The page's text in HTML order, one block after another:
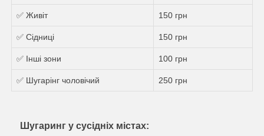
✅ Живіт 150 грн
✅ Сідниці 150 грн
✅ Інші зони 100 грн
✅ Шугарінг чоловічий 250 грн
Шугаринг у сусідніх містах: